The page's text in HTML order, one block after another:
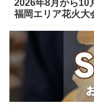
2026年8月から10
福岡エリア花火大